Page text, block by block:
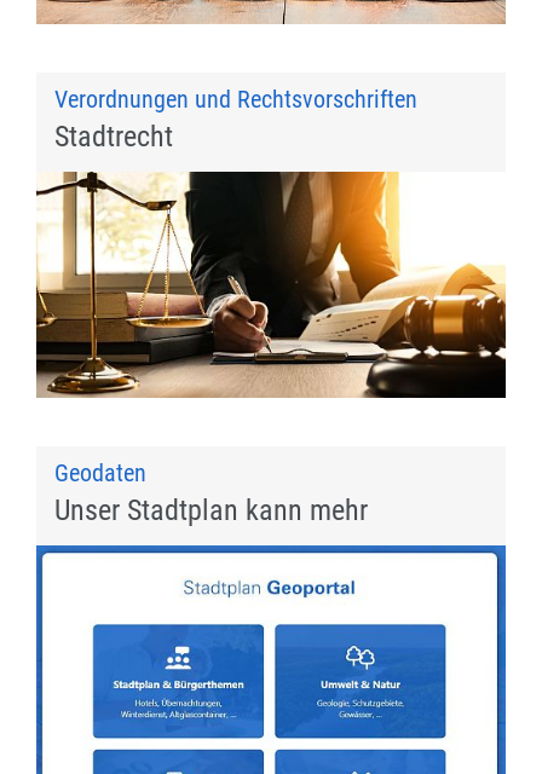
Verordnungen und Rechtsvorschriften
Stadtrecht
Geodaten
Unser Stadtplan kann mehr